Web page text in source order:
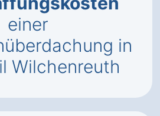
einer
in
Wilchenreuth